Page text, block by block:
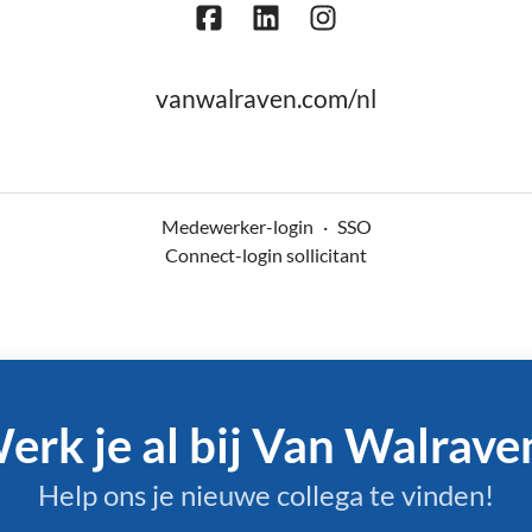
vanwalraven.com/nl
Medewerker-login · SSO
Connect-login sollicitant
je al bij Van
Help ons je nieuwe collega te vinden!